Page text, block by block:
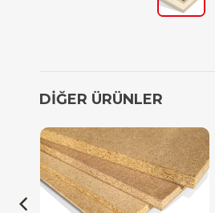
DİĞER ÜRÜNLER